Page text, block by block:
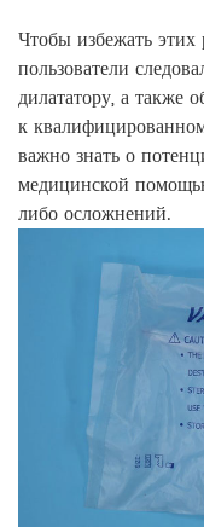
Чтобы избежать
пользователи
дилататору, а также
к
важно знать о
медицинской
либо осложнений.